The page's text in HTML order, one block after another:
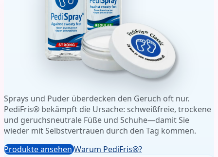
Sprays und Puder überdecken den Geruch oft nur.
PediFris® bekämpft die Ursache: schweißfreie, trockene
und geruchsneutrale Füße und Schuhe—damit Sie
wieder mit Selbstvertrauen durch den Tag kommen.
Produkte ansehenWarum PediFris®?